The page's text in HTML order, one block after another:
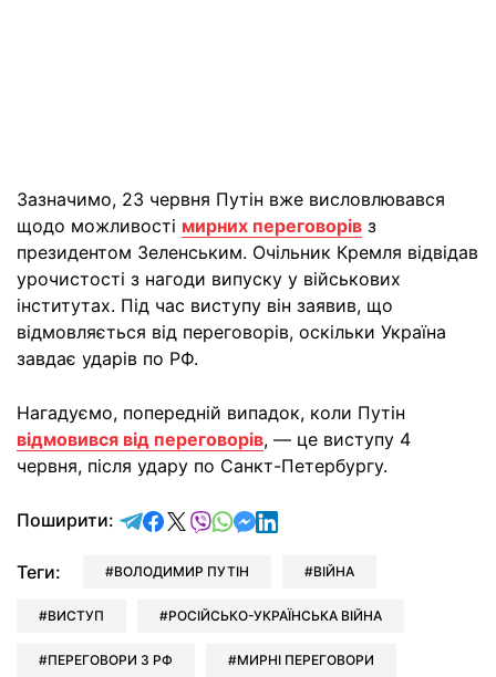
Зазначимо, 23 червня Путін вже висловлювався
щодо можливості мирних переговорів з
президентом Зеленським. Очільник Кремля відвідав
урочистості з нагоди випуску у військових
інститутах. Під час виступу він заявив, що
відмовляється від переговорів, оскільки Україна
завдає ударів по РФ.
Нагадуємо, попередній випадок, коли Путін
відмовився від переговорів, — це виступу 4
червня, після удару по Санкт-Петербургу.
Поширити: відправити у Telegram
поділитись у Facebook
поділитись у X
відправити у Viber
відправити у Whatsapp
відправити у Messenger
відправити у LinkedIn
Теги: ВОЛОДИМИР ПУТІН ВІЙНА
ВИСТУП РОСІЙСЬКО-УКРАЇНСЬКА ВІЙНА
ПЕРЕГОВОРИ З РФ МИРНІ ПЕРЕГОВОРИ